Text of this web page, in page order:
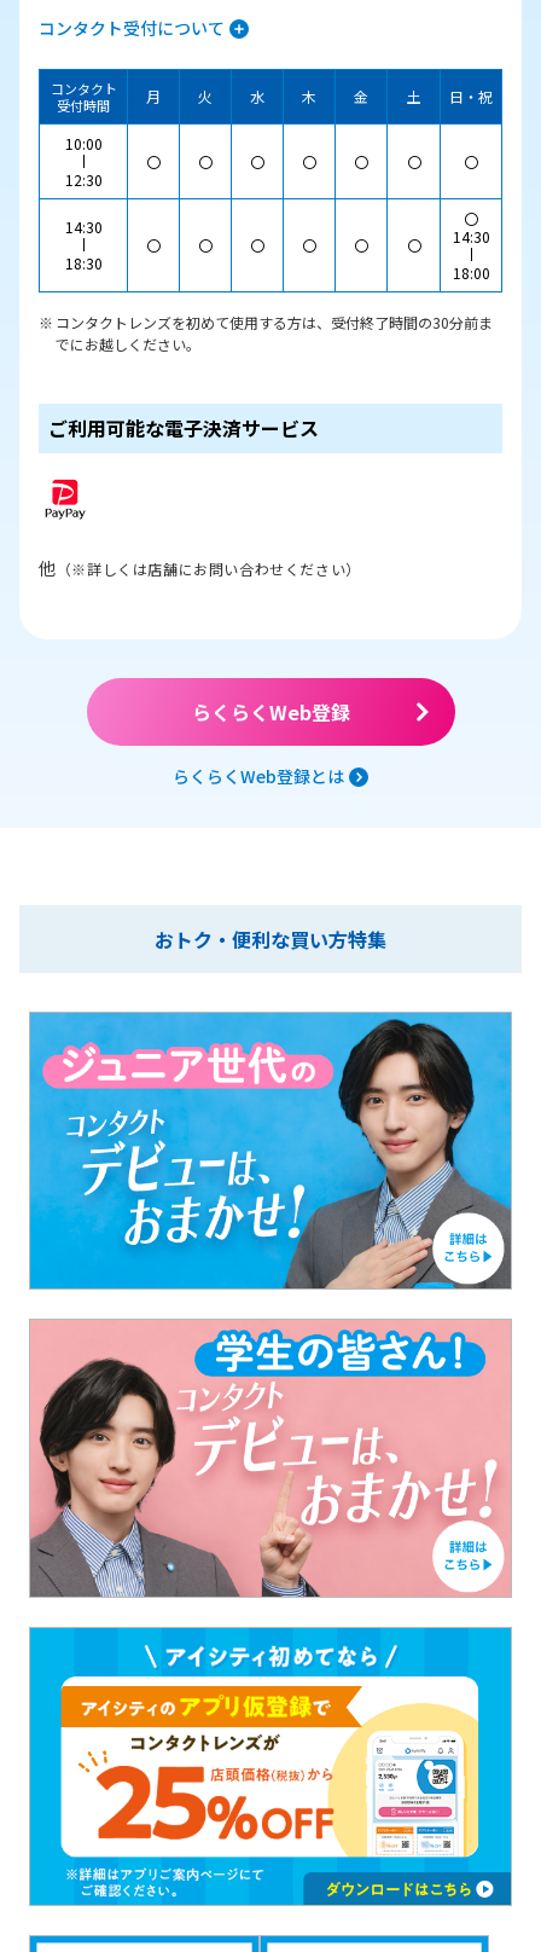
コンタクト受付について
コンタクト
受付時間
月 火 水 木 金 土 日・祝
10:00
12:30
〇 〇 〇 〇 〇 〇 〇
14:30
18:30
〇 〇 〇 〇 〇 〇
〇
14:30
18:00
コンタクトレンズを初めて使用する方は、受付終了時間の30分前ま
でにお越しください。
ご利用可能な電子決済サービス
他 （※詳しくは店舗にお問い合わせください）
らくらくWeb登録
らくらくWeb登録とは
おトク・便利な買い方特集